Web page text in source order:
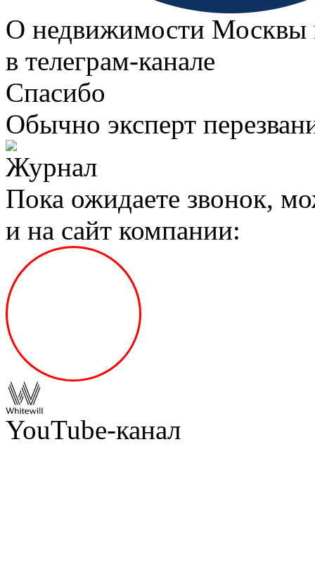
О недвижимости Москвы
в телеграм‑канале
Спасибо
Обычно эксперт
Пока ожидаете звонок,
и на сайт компании:
YouTube-канал